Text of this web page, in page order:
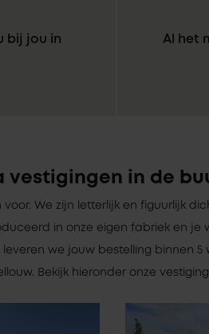
bij jou in
Al het
vestigingen in de
We zijn letterlijk en figuurlijk
in onze eigen fabriek en je
leveren we jouw bestelling binnen
Bekijk hieronder onze